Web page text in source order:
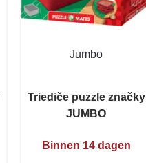
Jumbo
Triediče puzzle značky
JUMBO
Binnen 14 dagen